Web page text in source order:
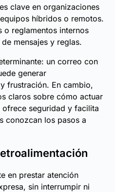
es clave en organizaciones
híbridos o remotos.
o reglamentos internos
mensajes y reglas.
un correo con
generar
frustración. En cambio,
claros sobre cómo actuar
seguridad y facilita
conozcan los pasos a
en prestar atención
sin interrumpir ni